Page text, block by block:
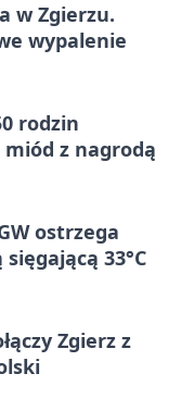
w Zgierzu.
wypalenie
rodzin
miód z nagrodą
ostrzega
33°C
Zgierz z